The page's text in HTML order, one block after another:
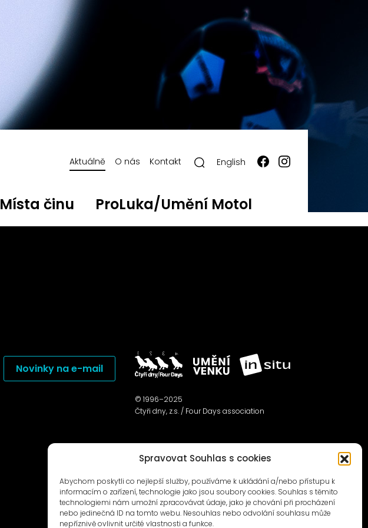
Spravovat Souhlas s cookies
Abychom poskytli co nejlepší služby, používáme k ukládání a/nebo přístupu k
informacím o zařízení, technologie jako jsou soubory cookies. Souhlas s těmito
technologiemi nám umožní zpracovávat údaje, jako je chování při procházení
nebo jedinečná ID na tomto webu. Nesouhlas nebo odvolání souhlasu může
nepříznivě ovlivnit určité vlastnosti a funkce.
Místa činu ProLuka/Umění Motol
Aktuálně O nás Kontakt English
Novinky na e-mail
© 1996–2025
Čtyři dny, z.s. / Four Days association